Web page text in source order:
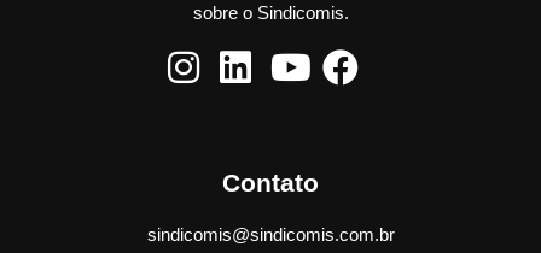
sobre o Sindicomis.
Contato
sindicomis@sindicomis.com.br